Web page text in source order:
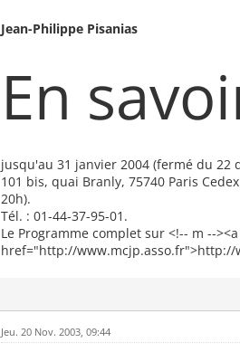
Jean-Philippe Pisanias
En
jusqu'au 31 janvier 2004 (fermé du
101 bis, quai Branly, 75740 Paris
20h).
Tél. : 01-44-37-95-01.
Le Programme complet sur <!-- m --
href="http://www.mcjp.asso.fr">http://
Jeu. 20 Nov. 2003, 09:44